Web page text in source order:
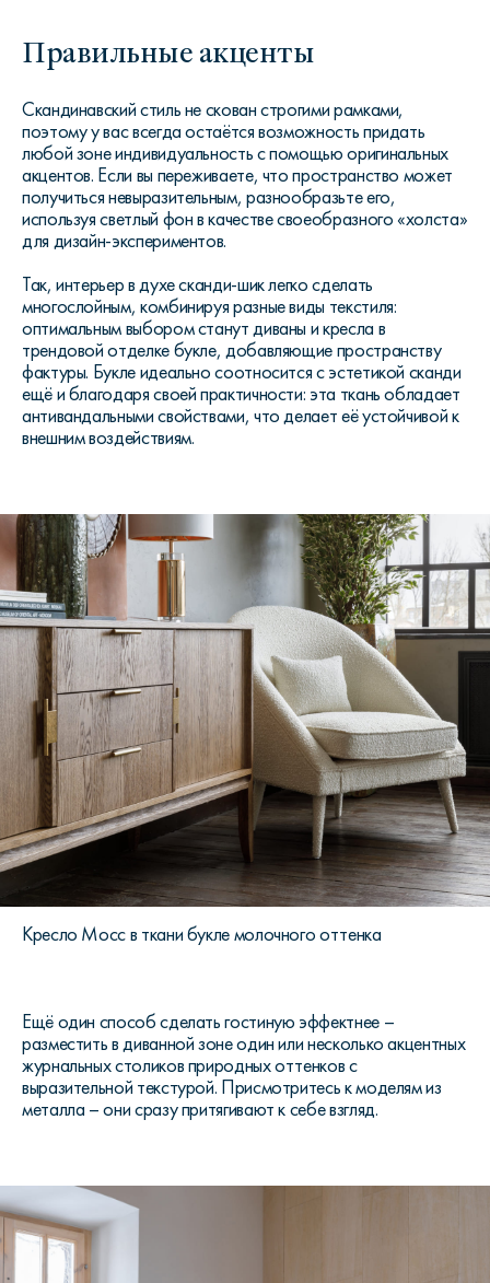
Правильные акценты
Скандинавский стиль не скован строгими рамками,
поэтому у вас всегда остаётся возможность придать
любой зоне индивидуальность с помощью оригинальных
акцентов. Если вы переживаете, что пространство может
получиться невыразительным, разнообразьте его,
используя светлый фон в качестве своеобразного «холста»
для дизайн-экспериментов.
Так, интерьер в духе сканди-шик легко сделать
многослойным, комбинируя разные виды текстиля:
оптимальным выбором станут диваны и кресла в
трендовой отделке букле, добавляющие пространству
фактуры. Букле идеально соотносится с эстетикой сканди
ещё и благодаря своей практичности: эта ткань обладает
антивандальными свойствами, что делает её устойчивой к
внешним воздействиям.
Кресло Мосс в ткани букле молочного оттенка
Ещё один способ сделать гостиную эффектнее –
разместить в диванной зоне один или несколько акцентных
журнальных столиков природных оттенков с
выразительной текстурой. Присмотритесь к моделям из
металла – они сразу притягивают к себе взгляд.